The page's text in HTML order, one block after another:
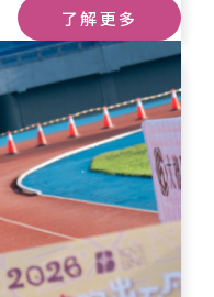
了解更多